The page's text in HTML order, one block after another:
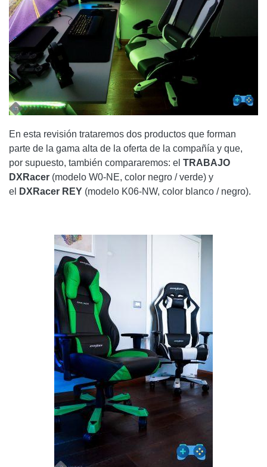
En esta revisión trataremos dos productos que forman
parte de la gama alta de la oferta de la compañía y que,
por supuesto, también compararemos: el TRABAJO
DXRacer (modelo W0-NE, color negro / verde) y
el
DXRacer REY (modelo K06-NW, color blanco / negro).